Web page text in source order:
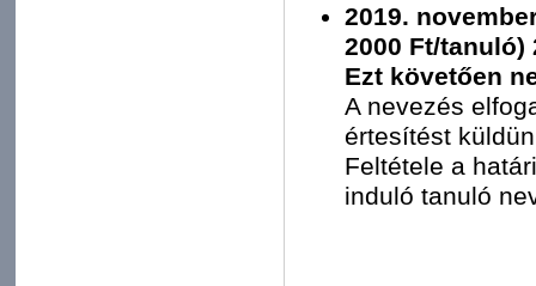
2019.
2000 Ft/tanuló)
Ezt követően
A nevezés
értesítést
Feltétele a
induló tanuló